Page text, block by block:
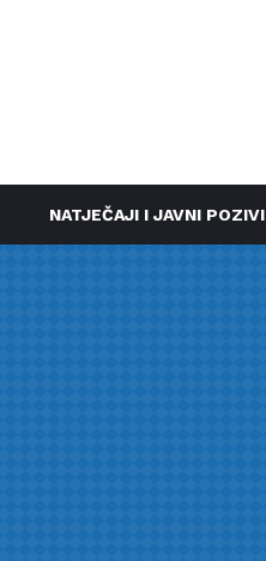
NATJEČAJI I JAVNI POZIVI